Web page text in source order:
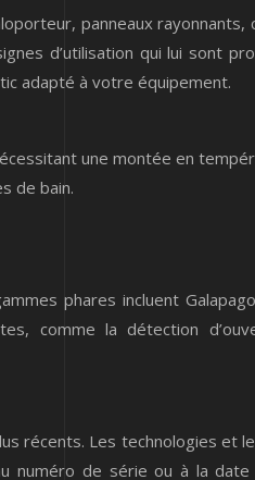
panneaux
d’utilisation qui lui sont
adapté à votre équipement.
une montée en
de bain.
phares incluent
comme la détection
récents. Les technologies et
de série ou à la date